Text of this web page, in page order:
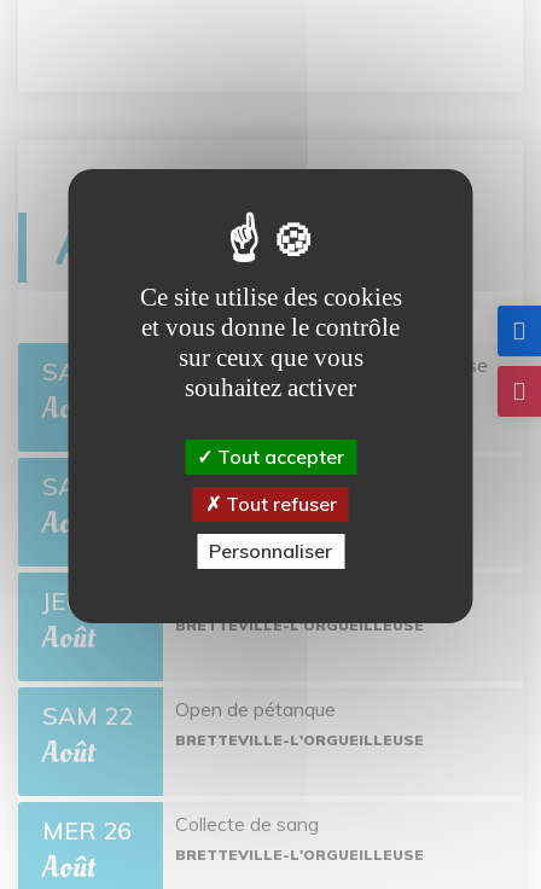
Agenda
SAM 1
Août
Twisto tour Bretteville-l'Orgueilleuse
BRETTEVILLE-L'ORGUEILLEUSE
SAM 8
Août
Open de pétanque
BRETTEVILLE-L'ORGUEILLEUSE
JEU 13
Août BRETTEVILLE-L'ORGUEILLEUSE
SAM 22
Août
Open de pétanque
BRETTEVILLE-L'ORGUEILLEUSE
MER 26
Août
Collecte de sang
BRETTEVILLE-L'ORGUEILLEUSE
Ce site utilise des cookies
et vous donne le contrôle
sur ceux que vous
souhaitez activer
Tout accepter
Tout refuser
Personnaliser